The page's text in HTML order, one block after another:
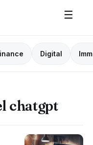
☰
Digital
chatgpt